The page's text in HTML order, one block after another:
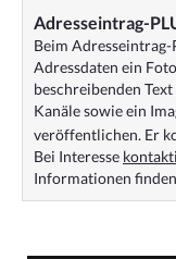
Adresseintrag-
Beim Adresseintrag-
Adressdaten ein
beschreibenden
Kanäle sowie ein
veröffentlichen. Er
Bei Interesse
Informationen